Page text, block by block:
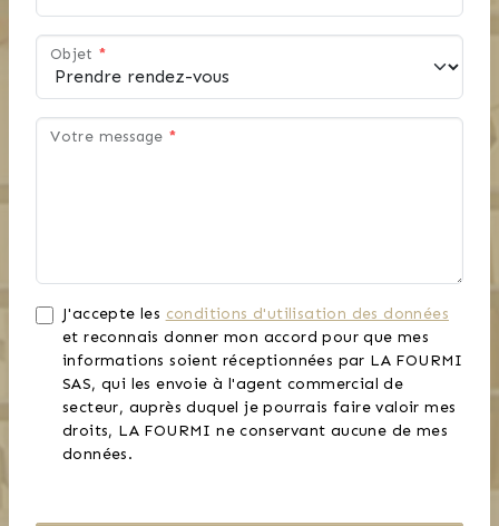
Objet *
Votre message *
J'accepte les conditions d'utilisation des données
et reconnais donner mon accord pour que mes
informations soient réceptionnées par LA FOURMI
SAS, qui les envoie à l'agent commercial de
secteur, auprès duquel je pourrais faire valoir mes
droits, LA FOURMI ne conservant aucune de mes
données.